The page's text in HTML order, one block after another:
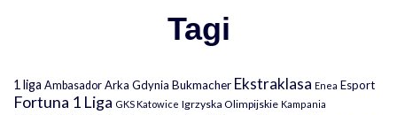
Tagi
1 liga Ambasador Arka Gdynia Bukmacher Ekstraklasa Enea Esport
Fortuna 1 Liga GKS Katowice Igrzyska Olimpijskie Kampania